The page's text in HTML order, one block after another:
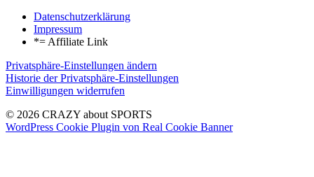
Datenschutzerklärung
Impressum
*= Affiliate Link
Privatsphäre-Einstellungen ändern
Historie der Privatsphäre-Einstellungen
Einwilligungen widerrufen
© 2026 CRAZY about SPORTS
WordPress Cookie Plugin von Real Cookie Banner